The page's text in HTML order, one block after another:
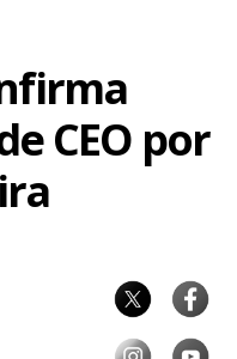
CEO por